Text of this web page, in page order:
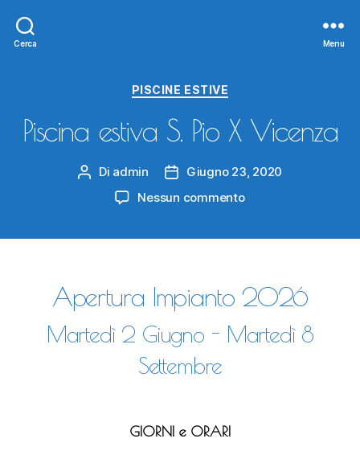
Cerca Menu
Categorie
PISCINE ESTIVE
Piscina estiva S. Pio X Vicenza
Autore
articolo
Di admin
DataGiugno 23, 2020
Nessun commentosu
X
Vicenza
Apertura Impianto 2026
Martedì 2 Giugno - Martedì 8
Settembre
GIORNI e ORARI